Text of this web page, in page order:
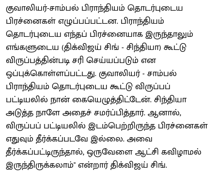
குவாலியர்-சாம்பல் பிராந்தியம் தொடர்புடைய
பிரச்னைகள் எழுப்பப்பட்டன. பிராந்தியம்
தொடர்புடைய எந்தப் பிரச்னையாக இருந்தாலும்
எங்களுடைய (திக்விஜய் சிங் - சிந்தியா) கூட்டு
விருப்பத்தின்படி சரி செய்யப்படும் என
ஒப்புக்கொள்ளப்பட்டது. குவாலியர் - சாம்பல்
பிராந்தியம் தொடர்புடைய கூட்டு விருப்பப்
பட்டியலில் நான் கையெழுத்திட்டேன். சிந்தியா
அடுத்த நாளே அதைச் சமர்ப்பித்தார். ஆனால்,
விருப்பப் பட்டியலில் இடம்பெற்றிருந்த பிரச்னைகள்
எதுவும் தீர்க்கப்படவே இல்லை. அவை
தீர்க்கப்பட்டிருந்தால், ஒருவேளை ஆட்சி கவிழாமல்
இருந்திருக்கலாம்" என்றார் திக்விஜய் சிங்.